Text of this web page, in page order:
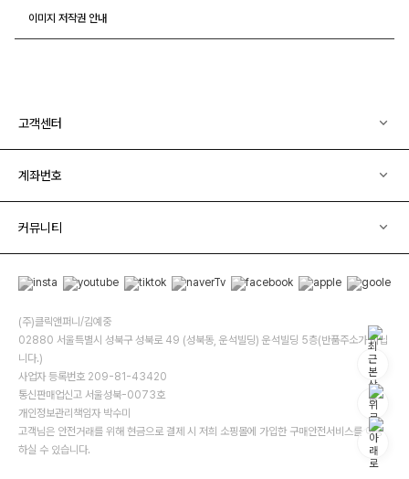
이미지 저작권 안내
고객센터
계좌번호
커뮤니티
(주)클릭앤퍼니/김예중
02880 서울특별시 성북구 성북로 49 (성북동, 운석빌딩) 운석빌딩 5층(반품주소가 아닙
니다.)
사업자 등록번호 209-81-43420
통신판매업신고 서울성북-0073호
개인정보관리책임자 박수미
고객님은 안전거래를 위해 현금으로 결제 시 저희 소핑몰에 가입한 구매안전서비스를 이용
하실 수 있습니다.